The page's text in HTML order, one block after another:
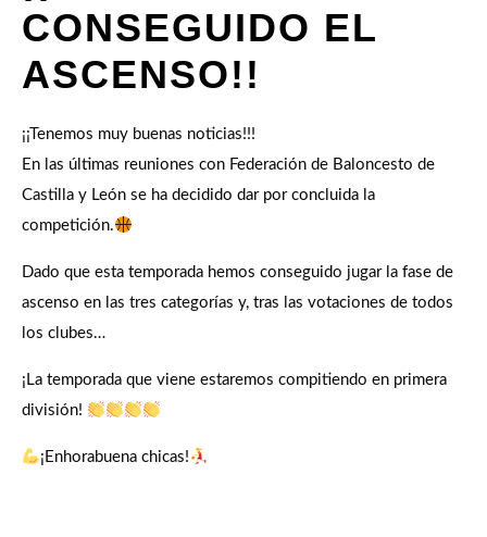
CONSEGUIDO EL
ASCENSO!!
¡¡Tenemos muy buenas noticias!!!
En las últimas reuniones con Federación de Baloncesto de
Castilla y León se ha decidido dar por concluida la
competición.
Dado que esta temporada hemos conseguido jugar la fase de
ascenso en las tres categorías y, tras las votaciones de todos
los clubes…
¡La temporada que viene estaremos compitiendo en primera
división!
¡Enhorabuena chicas!